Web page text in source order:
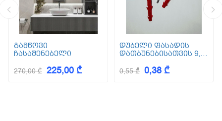
გამწოვი
ჩასაშენებელი
270,00 ₾ 225,00 ₾
დუბელი ფასადის
დათბუნებისათვის 9,5
0,55 ₾ 0,38 ₾